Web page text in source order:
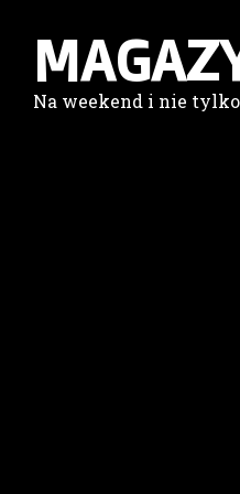
Na weekend i nie